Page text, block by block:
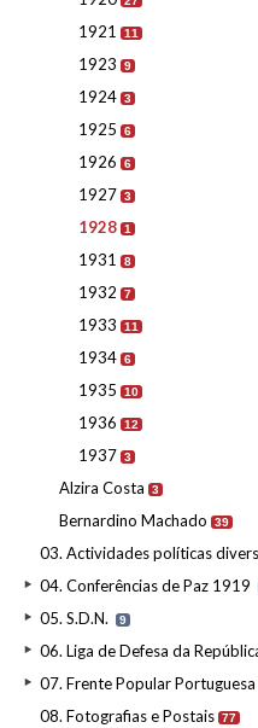
1921 11
1923 9
1924 3
1925 6
1926 6
1927 3
1928 1
1931 8
1932 7
1933 11
1934 6
1935 10
1936 12
1937 3
Alzira Costa 3
Bernardino Machado 39
03. Actividades políticas
04. Conferências de Paz 1919
05. S.D.N. 9
06. Liga de Defesa da
07. Frente Popular Portuguesa
08. Fotografias e Postais 77